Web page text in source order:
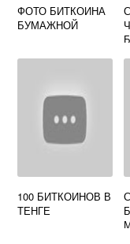
ФОТО БИТКОИНА
БУМАЖНОЙ
100 БИТКОИНОВ В
ТЕНГЕ